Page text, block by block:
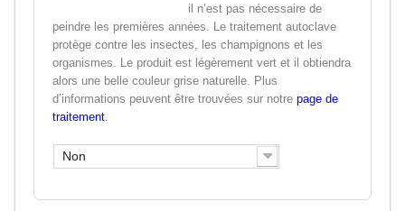
il n’est pas nécessaire de
peindre les premières années. Le traitement autoclave
protège contre les insectes, les champignons et les
organismes. Le produit est légèrement vert et il obtiendra
alors une belle couleur grise naturelle. Plus
d’informations peuvent être trouvées sur notre page de
traitement
Non